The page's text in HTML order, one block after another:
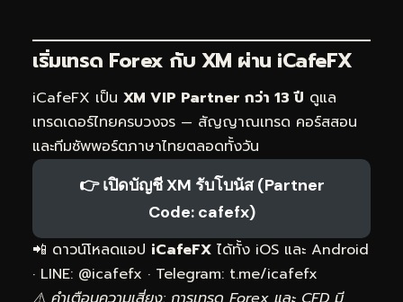
เริ่มเทรด Forex กับ XM ผ่าน iCafeFX
iCafeFX เป็น XM VIP Partner กว่า 13 ปี ดูแล
เทรดเดอร์ไทยครบวงจร — สัญญาณเทรด คอร์สสอน
และทีมซัพพอร์ตภาษาไทยตลอดทั้งวัน
👉 เปิดบัญชี XM รับโบนัส (Partner
Code: cafefx)
📲 ดาวน์โหลดแอป iCafeFX ได้ทั้ง iOS และ Android
· LINE: @icafefx · Telegram: t.me/icafefx